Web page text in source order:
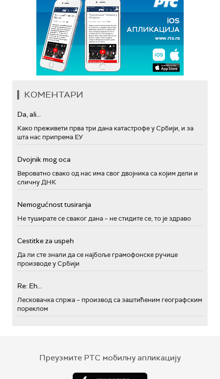
КОМЕНТАРИ
Da, ali...
Како преживети прва три дана катастрофе у Србији, и за
шта нас припрема ЕУ
Dvojnik mog oca
Вероватно свако од нас има свог двојника са којим дели и
сличну ДНК
Nemogućnost tusiranja
Не туширате се сваког дана – не стидите се, то је здраво
Cestitke za uspeh
Да ли сте знали да се најбоље грамофонске ручице
производе у Србији
Re: Eh...
Лесковачка спржа – производ са заштићеним географским
пореклом
Преузмите РТС мобилну апликацију